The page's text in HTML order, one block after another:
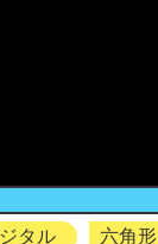
タル 六角形